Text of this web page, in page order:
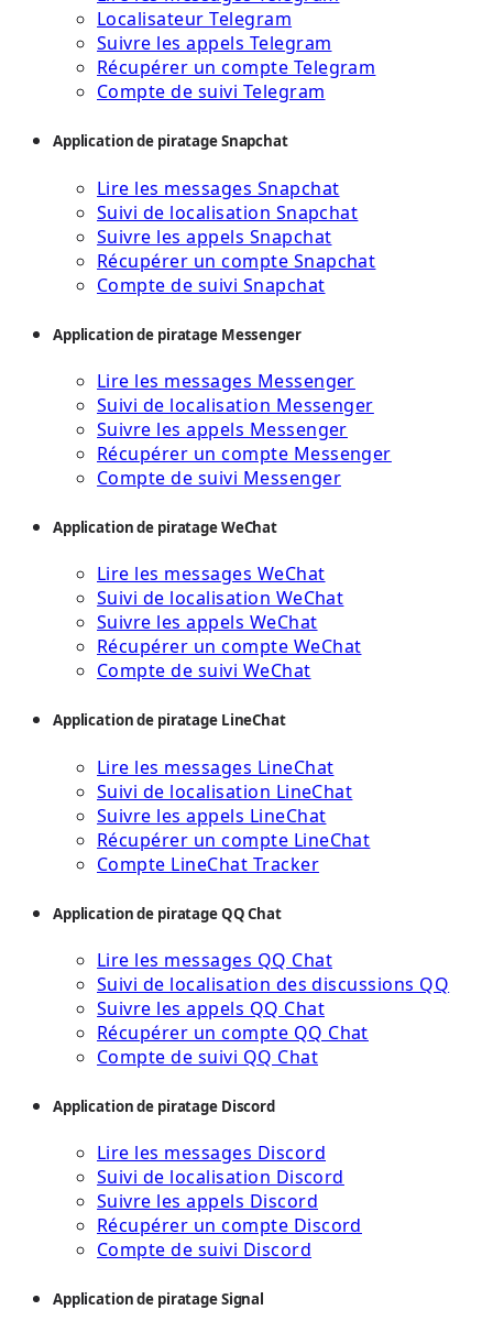
Localisateur Telegram
Suivre les appels Telegram
Récupérer un compte Telegram
Compte de suivi Telegram
Application de piratage Snapchat
Lire les messages Snapchat
Suivi de localisation Snapchat
Suivre les appels Snapchat
Récupérer un compte Snapchat
Compte de suivi Snapchat
Application de piratage Messenger
Lire les messages Messenger
Suivi de localisation Messenger
Suivre les appels Messenger
Récupérer un compte Messenger
Compte de suivi Messenger
Application de piratage WeChat
Lire les messages WeChat
Suivi de localisation WeChat
Suivre les appels WeChat
Récupérer un compte WeChat
Compte de suivi WeChat
Application de piratage LineChat
Lire les messages LineChat
Suivi de localisation LineChat
Suivre les appels LineChat
Récupérer un compte LineChat
Compte LineChat Tracker
Application de piratage QQ Chat
Lire les messages QQ Chat
Suivi de localisation des discussions QQ
Suivre les appels QQ Chat
Récupérer un compte QQ Chat
Compte de suivi QQ Chat
Application de piratage Discord
Lire les messages Discord
Suivi de localisation Discord
Suivre les appels Discord
Récupérer un compte Discord
Compte de suivi Discord
Application de piratage Signal